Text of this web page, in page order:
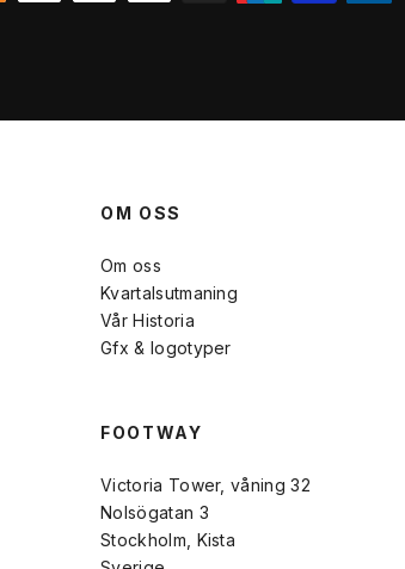
OM OSS
Om oss
Kvartalsutmaning
Vår Historia
Gfx & logotyper
FOOTWAY
Victoria Tower, våning 32
Nolsögatan 3
Stockholm, Kista